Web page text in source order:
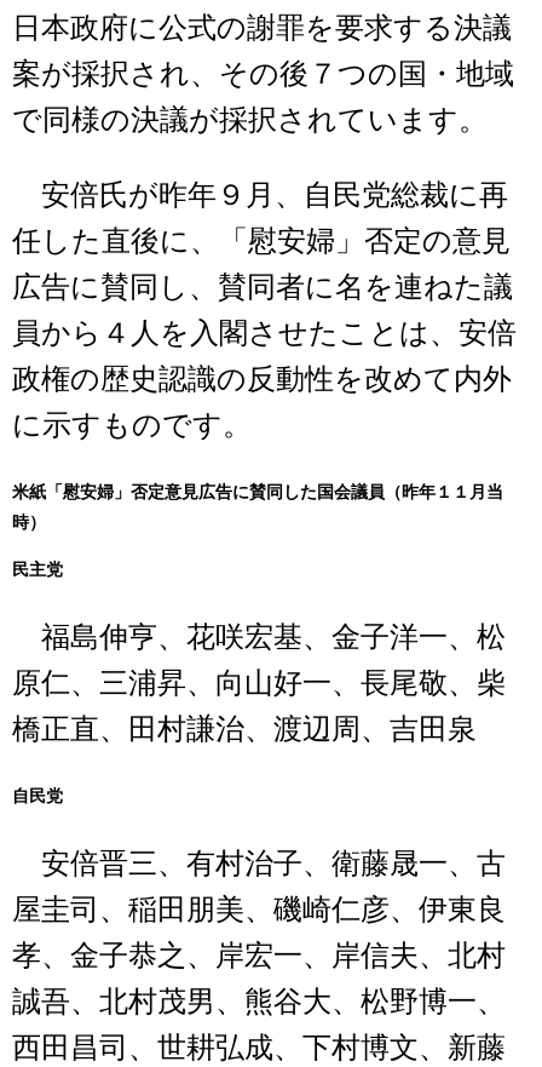
日本政府に公式の謝罪を要求する決議
案が採択され、その後７つの国・地域
で同様の決議が採択されています。
安倍氏が昨年９月、自民党総裁に再
任した直後に、「慰安婦」否定の意見
広告に賛同し、賛同者に名を連ねた議
員から４人を入閣させたことは、安倍
政権の歴史認識の反動性を改めて内外
に示すものです。
米紙「慰安婦」否定意見広告に賛同した国会議員（昨年１１月当
時）
民主党
福島伸亨、花咲宏基、金子洋一、松
原仁、三浦昇、向山好一、長尾敬、柴
橋正直、田村謙治、渡辺周、吉田泉
自民党
安倍晋三、有村治子、衛藤晟一、古
屋圭司、稲田朋美、磯崎仁彦、伊東良
孝、金子恭之、岸宏一、岸信夫、北村
誠吾、北村茂男、熊谷大、松野博一、
西田昌司、世耕弘成、下村博文、新藤